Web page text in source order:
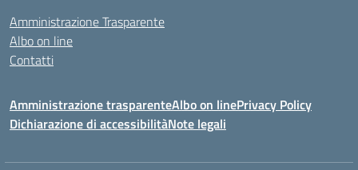
Amministrazione Trasparente
Albo on line
Contatti
Amministrazione trasparenteAlbo on linePrivacy Policy
Dichiarazione di accessibilitàNote legali